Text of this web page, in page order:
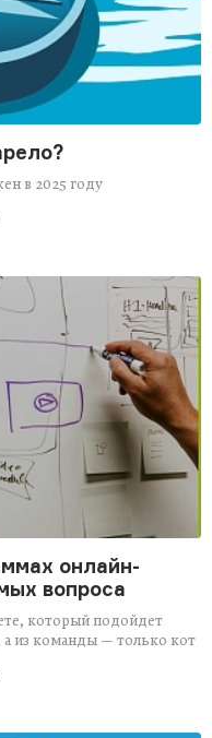
в 2025 году
онлайн-
вопроса
который подойдет
а из команды — только кот